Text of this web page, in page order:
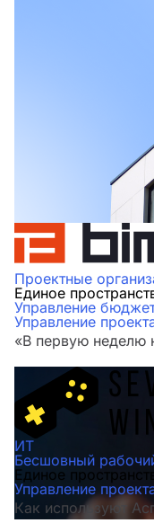
Проектные
Единое
Управление
Управление
«В первую неделю
ИТ
Бесшовный
Единое
Управление
Как используют